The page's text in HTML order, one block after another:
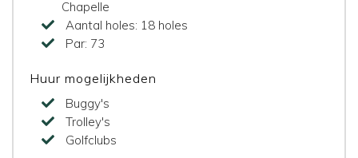
Chapelle
Aantal holes: 18 holes
Par: 73
Huur mogelijkheden
Buggy's
Trolley's
Golfclubs